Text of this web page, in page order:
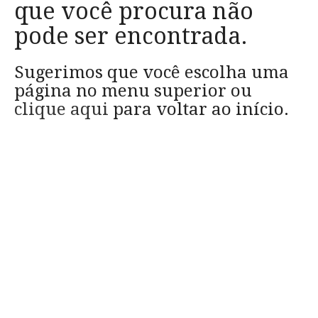
que você procura não
pode ser encontrada.
Sugerimos que você escolha uma
página no menu superior ou
clique aqui para voltar ao início.